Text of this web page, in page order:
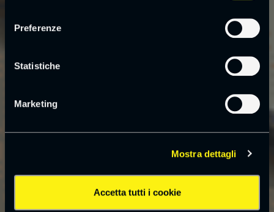
Preferenze
Statistiche
Marketing
Mostra dettagli
Accetta tutti i cookie